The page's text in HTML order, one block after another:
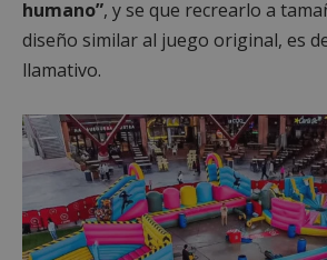
humano”, y se que recrearlo a
diseño similar al juego original, es
llamativo.